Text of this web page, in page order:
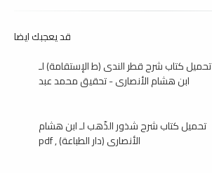
قد يعجبك ايضا
تحميل كتاب شرح قطر الندى (ط الإستقامة) لـ
ابن هشام الأنصاري - تحقيق محمد عبد
تحميل كتاب شرح شذور الذّهب لـ ابن هشام
الأنصاري (دار الطباعة) , pdf